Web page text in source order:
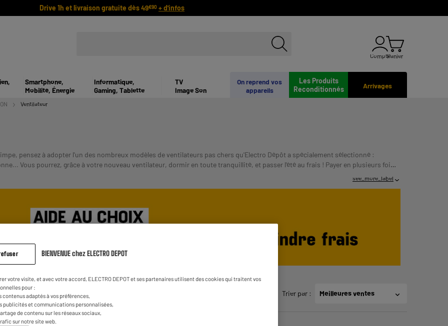
Drive 1h et livraison gratuite dès 49€90 + d'infos
ComptePanier
Arrivages
Les Produits
Reconditionnés
On reprend vos
appareils
Smartphone,
Mobilité, Énergie
Informatique,
Gaming, Tablette
TV
Image Son
Ventilateur
pensez à adopter l'un des nombreux modèles de ventilateurs pas chers qu'Electro Dépôt a spécialement sélectionné :
Vous pourrez, grâce à votre nouveau ventilateur, dormir en toute tranquillité, et passer l'été au frais ! Payer en plusieurs fois :
see_more_label
Trier par : Meilleures ventes
BIENVENUE chez ELECTRO DEPOT
votre visite, et avec votre accord, ELECTRO DEPOT et ses partenaires utilisent des cookies qui traitent vos
pour :
contenus adaptés à vos préférences,
publicités et communications personnalisées,
de contenu sur les réseaux sociaux,
sur notre site web.